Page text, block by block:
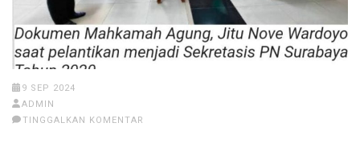
9 SEP 2024
ADMIN
TINGGALKAN KOMENTAR